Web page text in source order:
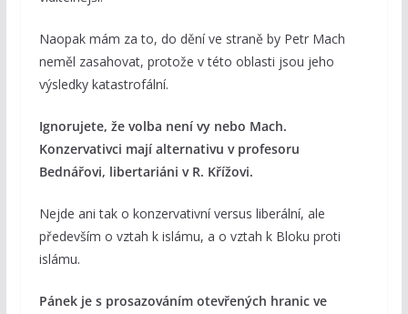
Naopak mám za to, do dění ve straně by Petr Mach
neměl zasahovat, protože v této oblasti jsou jeho
výsledky katastrofální.
Ignorujete, že volba není vy nebo Mach.
Konzervativci mají alternativu v profesoru
Bednářovi, libertariáni v R. Křížovi.
Nejde ani tak o konzervativní versus liberální, ale
především o vztah k islámu, a o vztah k Bloku proti
islámu.
Pánek je s prosazováním otevřených hranic ve